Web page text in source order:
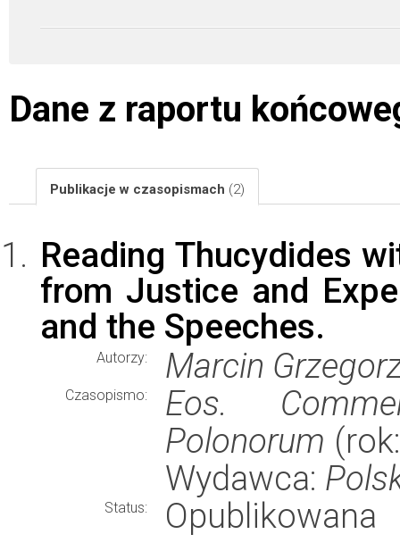
Dane z raportu
Publikacje w czasopismach (2)
Reading Thucydides
from Justice and
and the Speeches.
Autorzy: Marcin
Czasopismo:
Eos.
Polonorum
Wydawca:
Status:
Opublikowana